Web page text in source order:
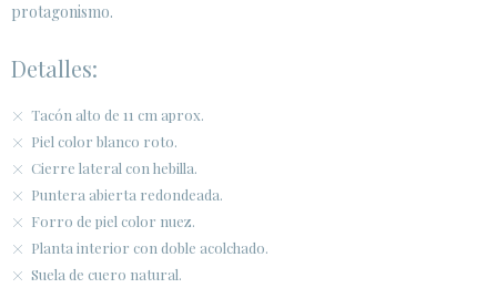
protagonismo.
Detalles:
Tacón alto de 11 cm aprox.
Piel color blanco roto.
Cierre lateral con hebilla.
Puntera abierta redondeada.
Forro de piel color nuez.
Planta interior con doble acolchado.
Suela de cuero natural.